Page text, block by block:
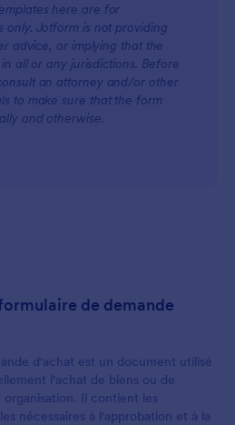
here are for
only. Jotform is not providing
advice, or implying that the
all or any jurisdictions. Before
an attorney and/or other
to make sure that the form
and otherwise.
de demande
d'achat est un document utilisé
l'achat de biens ou de
Il contient les
nécessaires à l'approbation et à la